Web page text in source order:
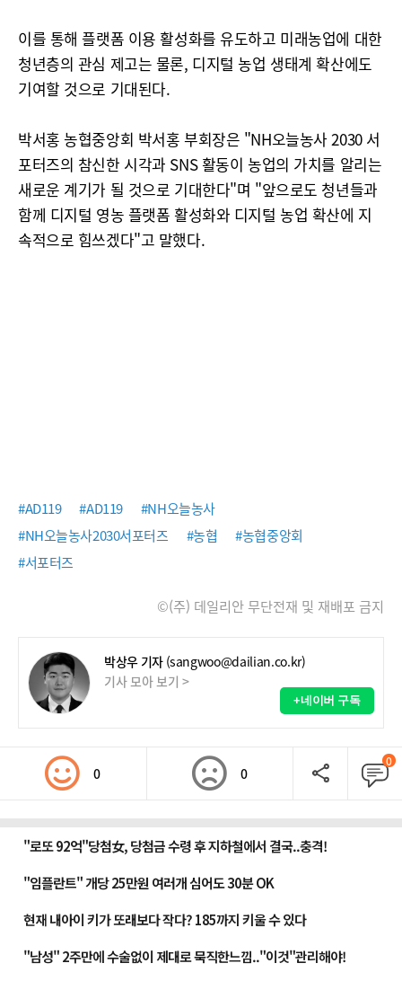
이를 통해 플랫폼 이용 활성화를 유도하고 미래농업에 대한
청년층의 관심 제고는 물론, 디지털 농업 생태계 확산에도
기여할 것으로 기대된다.
박서홍 농협중앙회 박서홍 부회장은 "NH오늘농사 2030 서
포터즈의 참신한 시각과 SNS 활동이 농업의 가치를 알리는
새로운 계기가 될 것으로 기대한다"며 "앞으로도 청년들과
함께 디지털 영농 플랫폼 활성화와 디지털 농업 확산에 지
속적으로 힘쓰겠다"고 말했다.
#AD119 #AD119
#NH오늘농사
#NH오늘농사2030서포터즈
#농협
#농협중앙회
#서포터즈
©(주) 데일리안 무단전재 및 재배포 금지
박상우 기자 (sangwoo@dailian.co.kr)
기사 모아 보기 >
+네이버 구독
0 0
0